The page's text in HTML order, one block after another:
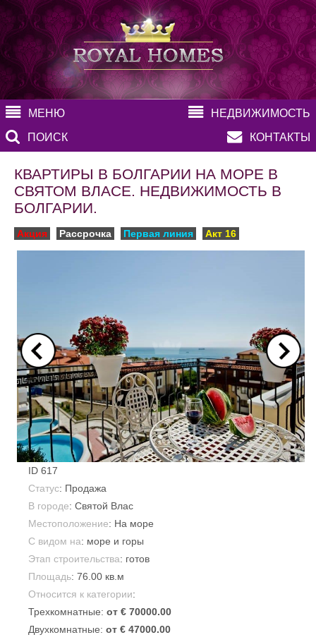
МЕНЮ
НЕДВИЖИМОСТЬ
ПОИСК
КОНТАКТЫ
КВАРТИРЫ В БОЛГАРИИ НА МОРЕ В
СВЯТОМ ВЛАСЕ. НЕДВИЖИМОСТЬ В
БОЛГАРИИ.
Акция Рассрочка Первая линия Акт 16
ID 617
Статус: Продажа
В городе: Святой Влас
Местоположение: На море
С видом на: море и горы
Этап строительства: готов
Площадь: 76.00 кв.м
Относится к категории:
Трехкомнатные: от € 70000.00
Двухкомнатные: от € 47000.00